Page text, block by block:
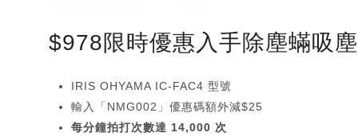
$978限時優惠入手除塵蟎吸
IRIS OHYAMA IC-FAC4 型號
輸入「NMG002」優惠碼額外減$25
每分鐘拍打次數達 14,000 次